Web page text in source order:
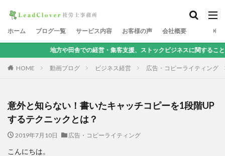
ホーム ブログ一覧 サービス内容 お客様の声 会社概要
方や田舎での経営・集客支援、ストックビジネスに関することなら、地方集客コ
HOME 動画ブログ ビジネス経営 広告・コピーライティング
意外と知らない！書いたキャッチコピーを1段階UP
するテクニックとは？
2019年7月10日 広告・コピーライティング
こんにちは。